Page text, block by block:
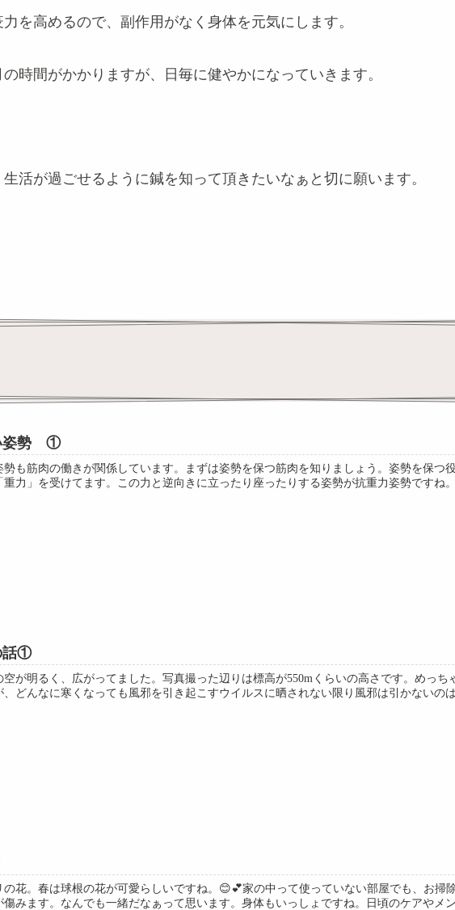
を高めるので、副作用がなく身体を元気にします。
時間がかかりますが、日毎に健やかになっていきます。
活が過ごせるように鍼を知って頂きたいなぁと切に願います。
姿勢 ①
勢も筋肉の働きが関係しています。まずは姿勢を保つ筋肉を知りましょう。姿勢を保
重力」を受けてます。この力と逆向きに立ったり座ったりする姿勢が抗重力姿勢ですね
話①
空が明るく、広がってました。写真撮った辺りは標高が550mくらいの高さです。めっ
、どんなに寒くなっても風邪を引き起こすウイルスに晒されない限り風邪は引かないの
の花。春は球根の花が可愛らしいですね。😊💕家の中って使っていない部屋でも、お掃
傷みます。なんでも一緒だなぁって思います。身体もいっしょですね。日頃のケアやメ